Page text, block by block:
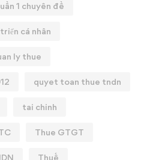
1 chuyên đề
cá nhân
ly thue
quyet toan thue tndn
tai chinh
Thue GTGT
Thuế